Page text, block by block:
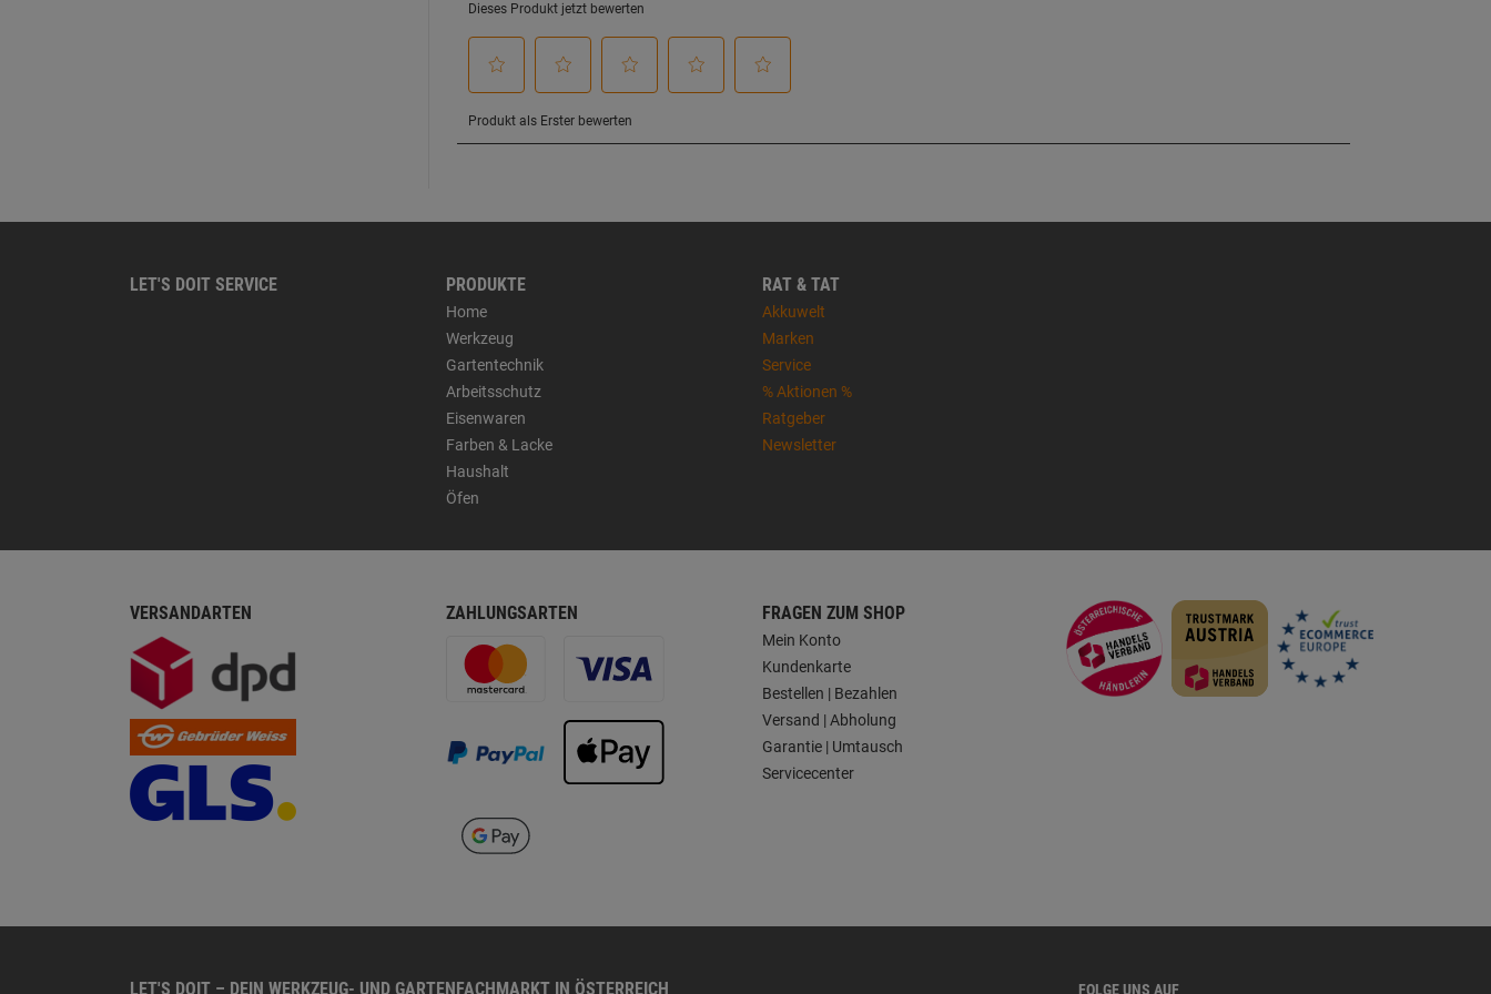
LET'S DOIT SERVICE PRODUKTE
Home
Werkzeug
Gartentechnik
Arbeitsschutz
Eisenwaren
Farben & Lacke
Haushalt
Öfen
RAT & TAT
Akkuwelt
Marken
Service
% Aktionen %
Ratgeber
Newsletter
VERSANDARTEN ZAHLUNGSARTEN FRAGEN ZUM SHOP
Mein Konto
Kundenkarte
Bestellen | Bezahlen
Versand | Abholung
Garantie | Umtausch
Servicecenter
LET'S DOIT – DEIN WERKZEUG- UND GARTENFACHMARKT IN ÖSTERREICH FOLGE UNS AUF